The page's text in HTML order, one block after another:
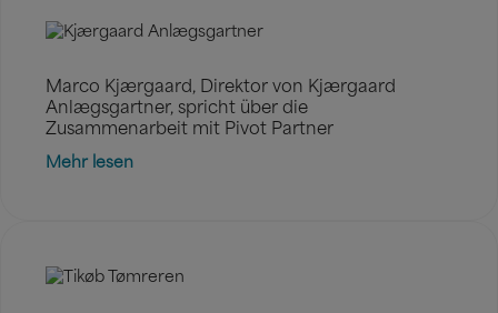
Marco Kjærgaard, Direktor von Kjærgaard
Anlægsgartner, spricht über die
Zusammenarbeit mit Pivot Partner
Mehr lesen